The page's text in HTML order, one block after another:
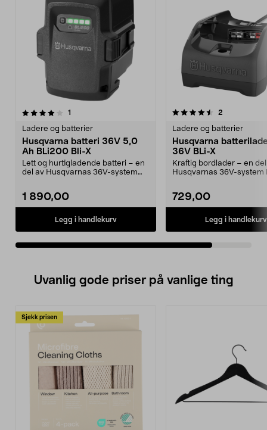
1
Ladere og batterier
Husqvarna batteri 36V 5,0
Ah BLi200 Bli-X
Lett og hurtigladende batteri – en
del av Husqvarnas 36V-system
1 890,00
Legg i handlekurv
4.5av 5 stjerner 2
Ladere og batterier
Husqvarna
36V BLi-X
Kraftig bordlader – en
Husqvarnas 36V-system
729,00
Legg i handlekurv
Uvanlig gode priser på vanlige ting
Sjekk prisen